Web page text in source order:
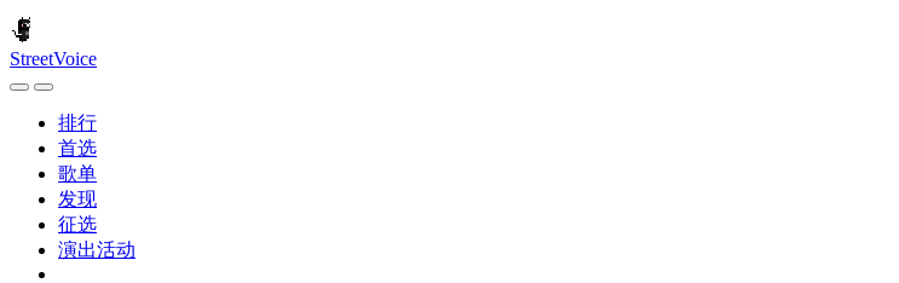
StreetVoice
排行
首选
歌单
发现
征选
演出活动